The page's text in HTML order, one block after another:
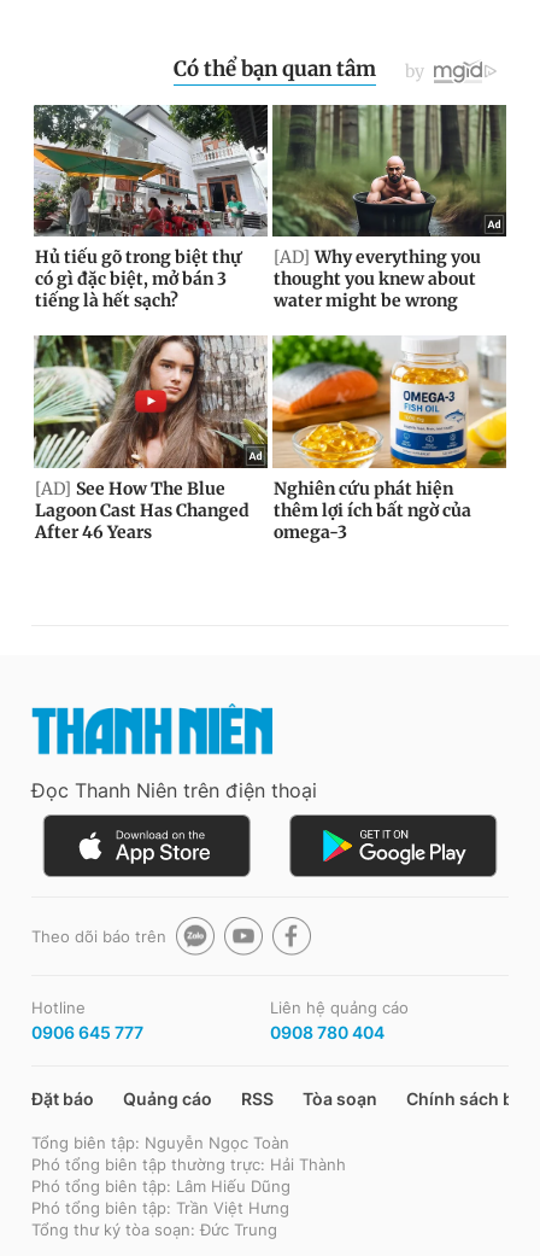
Đọc Thanh Niên trên điện thoại
Theo dõi báo trên
Hotline
0906 645 777
Liên hệ quảng cáo
0908 780 404
Đặt báo Quảng cáo RSS Tòa soạn Chính sách bảo
Tổng biên tập: Nguyễn Ngọc Toàn
Phó tổng biên tập thường trực: Hải Thành
Phó tổng biên tập: Lâm Hiếu Dũng
Phó tổng biên tập: Trần Việt Hưng
Tổng thư ký tòa soạn: Đức Trung